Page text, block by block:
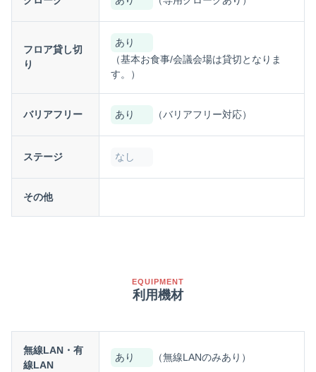
フロア貸し切
り
あり
（基本お食事/会議会場は貸切となりま
す。）
バリアフリー あり （バリアフリー対応）
ステージ なし
その他
EQUIPMENT
利用機材
無線LAN・有
線LAN
あり （無線LANのみあり）